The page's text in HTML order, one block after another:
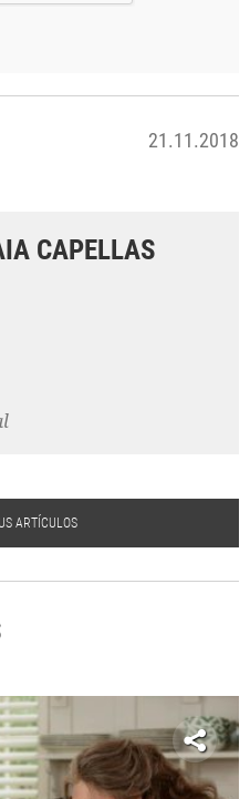
21.11.2018
CAPELLAS
ARTÍCULOS